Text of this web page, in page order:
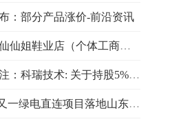
：部分产品涨价-前沿资讯
业店（个体工商户）成立 注册资本2万人民币
关于持股5%以上股东权益变动后持股比例触及1%整数倍的提示性公告
绿电直连项目落地山东 焦点观察